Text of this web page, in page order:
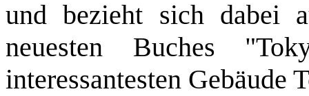
und bezieht sich dabei
neuesten Buches
interessantesten Gebäude